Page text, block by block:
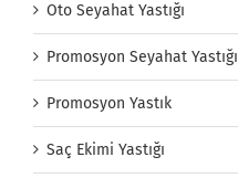
Oto Seyahat Yastığı
Promosyon Seyahat Yastığı
Promosyon Yastık
Saç Ekimi Yastığı